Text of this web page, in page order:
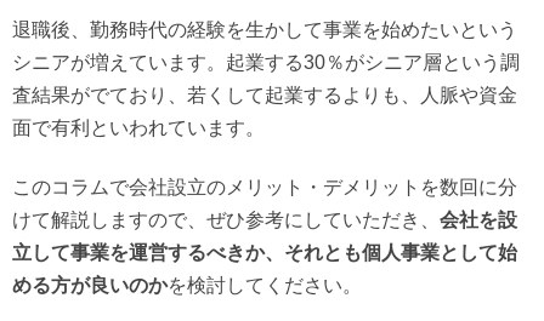
退職後、勤務時代の経験を生かして事業を始めたいという
シニアが増えています。起業する30％がシニア層という調
査結果がでており、若くして起業するよりも、人脈や資金
面で有利といわれています。
このコラムで会社設立のメリット・デメリットを数回に分
けて解説しますので、ぜひ参考にしていただき、 会社を設
立して事業を運営するべきか、それとも個人事業として始
める方が良いのかを検討してください。